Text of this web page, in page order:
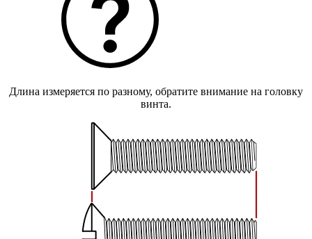
Длина измеряется по разному, обратите внимание на головку
винта.